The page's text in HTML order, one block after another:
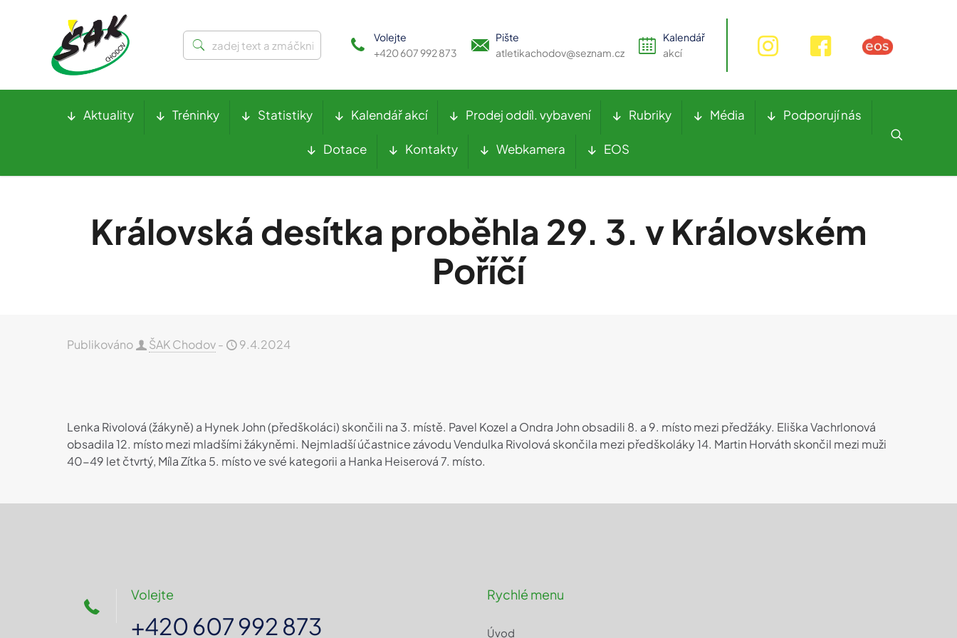
Volejte
+420 607 992 873
Pište
atletikachodov@seznam.cz
Kalendář
akcí
Aktuality Tréninky Statistiky Kalendář akcí Prodej oddíl. vybavení Rubriky Média Podporují nás
Dotace Kontakty Webkamera EOS
Královská desítka proběhla 29. 3. v Královském
Poříčí
Publikováno ŠAK Chodov- 9.4.2024
Lenka Rivolová (žákyně) a Hynek John (předškoláci) skončili na 3. místě. Pavel Kozel a Ondra John obsadili 8. a 9. místo mezi předžáky. Eliška Vachrlonová
obsadila 12. místo mezi mladšími žákyněmi. Nejmladší účastnice závodu Vendulka Rivolová skončila mezi předškoláky 14. Martin Horváth skončil mezi muži
40-49 let čtvrtý, Míla Zítka 5. místo ve své kategorii a Hanka Heiserová 7. místo.
Volejte
+420 607 992 873
Rychlé menu
Úvod